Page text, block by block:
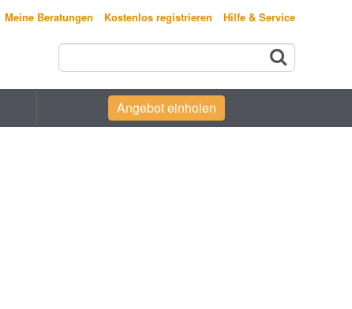
Meine Beratungen Kostenlos registrieren Hilfe & Service
Angebot einholen